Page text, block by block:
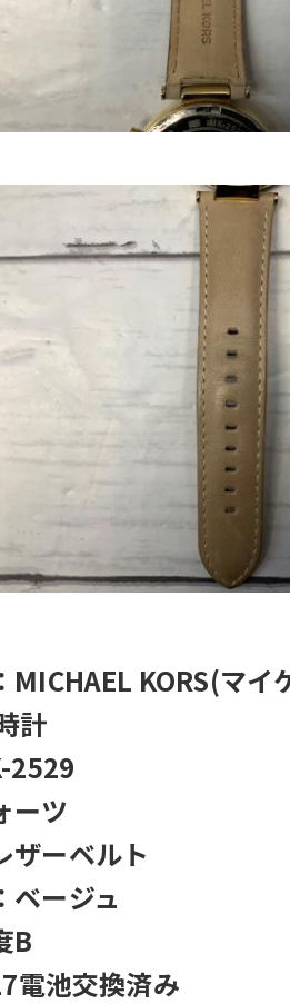
KORS(マイ
計
2529
ーツ
ーベルト
ージュ
B
池交換済み